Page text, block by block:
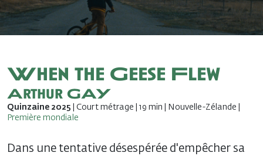
When the Geese Flew
Arthur GAY
Quinzaine 2025
| Court métrage | 19 min | Nouvelle-Zélande |
Première mondiale
Dans une tentative désespérée d'empêcher sa